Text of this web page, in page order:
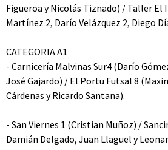
Figueroa y Nicolás Tiznado) / Taller El
Martínez 2, Darío Velázquez 2, Diego
CATEGORIA A1
- Carnicería Malvinas Sur4 (Darío
José Gajardo) / El Portu Futsal 8
Cárdenas y Ricardo Santana).
- San Viernes 1 (Cristian Muñoz) /
Damián Delgado, Juan Llaguel y